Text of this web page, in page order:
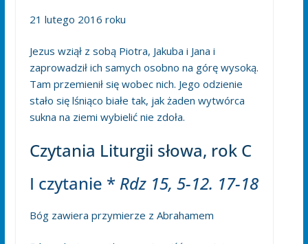
21 lutego 2016 roku
Jezus wziął z sobą Piotra, Jakuba i Jana i
zaprowadził ich samych osobno na górę wysoką.
Tam przemienił się wobec nich. Jego odzienie
stało się lśniąco białe tak, jak żaden wytwórca
sukna na ziemi wybielić nie zdoła.
Czytania Liturgii słowa, rok C
I czytanie * Rdz 15, 5-12. 17-18
Bóg zawiera przymierze z Abrahamem